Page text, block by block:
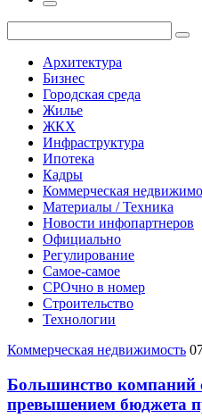
Архитектура
Бизнес
Городская среда
Жилье
ЖКХ
Инфраструктура
Ипотека
Кадры
Коммерческая
Материалы / Техника
Новости инфопартнеров
Официально
Регулирование
Самое-самое
СРОчно в номер
Строительство
Технологии
Коммерческая недвижимость
Большинство компаний
превышением бюджета